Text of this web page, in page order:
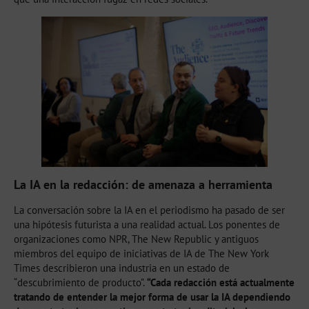
La IA en la redacción: de amenaza a herramienta
La conversación sobre la IA en el periodismo ha pasado de ser
una hipótesis futurista a una realidad actual. Los ponentes de
organizaciones como NPR, The New Republic y antiguos
miembros del equipo de iniciativas de IA de The New York
Times describieron una industria en un estado de
“descubrimiento de producto”. “Cada redacción está actualmente
tratando de entender la mejor forma de usar la IA dependiendo